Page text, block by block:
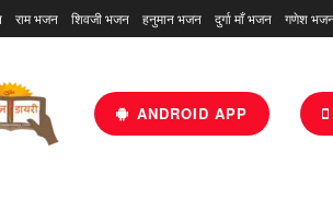
राम भजन शिवजी भजन हनुमान भजन दुर्गा माँ भजन गणेश
ANDROID APP